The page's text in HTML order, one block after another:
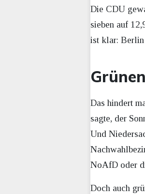
Die CDU
sieben auf
ist klar: Berlin
Das hindert
sagte, der
Und
NoAfD oder
Doch auch